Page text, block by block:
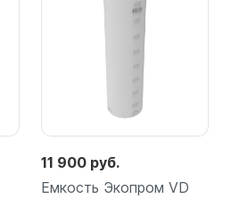
11 900 руб.
Емкость Экопром VD